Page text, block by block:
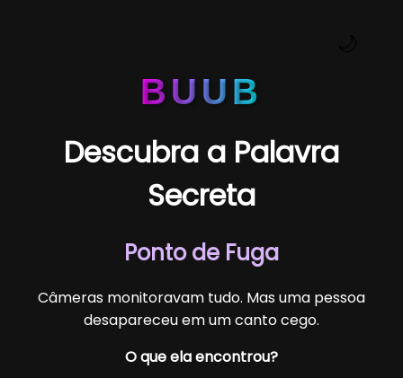
BUUB
Descubra a Palavra
Secreta
Ponto de Fuga
Câmeras monitoravam tudo. Mas uma pessoa
desapareceu em um canto cego.
O que ela encontrou?